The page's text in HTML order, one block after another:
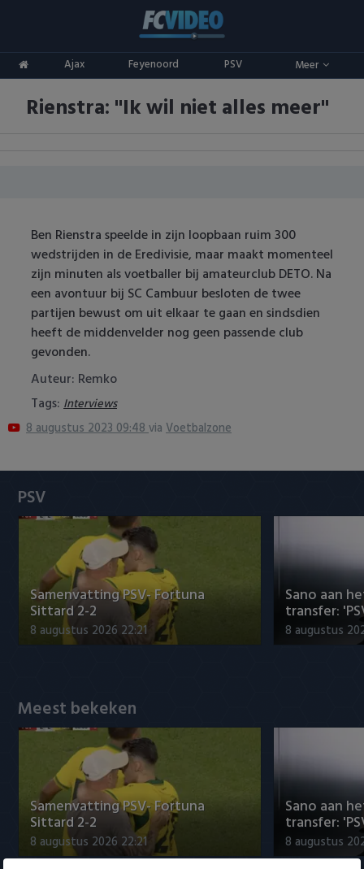
Ajax Feyenoord PSV Meer
ADO Den Haag
Ajax
FC Twente
FC Utrecht
Feyenoord
Heracles Almelo
NAC Breda
PSV
Roda JC
SC Heerenveen
Sparta
Willem II
Competities
Eredivisie
Vrouwenvoetbal
Champions League
Europa League
Conference League
Oranje
Rienstra: "Ik wil niet alles meer"
Ben Rienstra speelde in zijn loopbaan ruim 300
wedstrijden in de Eredivisie, maar maakt momenteel
zijn minuten als voetballer bij amateurclub DETO. Na
een avontuur bij SC Cambuur besloten de twee
partijen bewust om uit elkaar te gaan en sindsdien
heeft de middenvelder nog geen passende club
gevonden.
Auteur: Remko
Tags: Interviews
8 augustus 2023 09:48via Voetbalzone
PSV
Samenvatting PSV- Fortuna
Sittard 2-2
8 augustus 2026 22:21
Sano aan
transfer:
8 augustus
Meest bekeken
Samenvatting PSV- Fortuna
Sittard 2-2
8 augustus 2026 22:21
Sano aan
transfer:
8 augustus